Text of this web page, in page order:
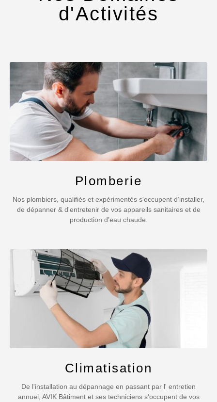
d'Activités
Plomberie
Nos plombiers, qualifiés et expérimentés s'occupent d’installer,
de dépanner & d'entretenir de vos appareils sanitaires et de
production d’eau chaude.
Climatisation
De l'installation au dépannage en passant par l' entretien
annuel, AVIK Bâtiment et ses techniciens s'occupent de vos